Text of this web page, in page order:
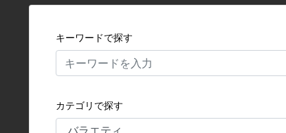
キーワードで探す
カテゴリで探す